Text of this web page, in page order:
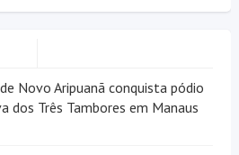
Novo Aripuanã conquista pódio
dos Três Tambores em Manaus